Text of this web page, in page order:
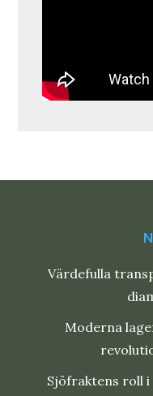
Värdefulla
Moderna
Sjöfraktens roll i